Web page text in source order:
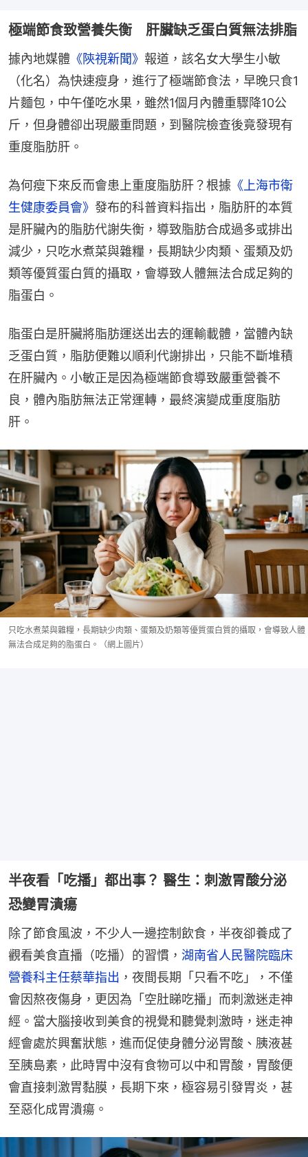
極端節食致營養失衡 肝臟缺乏蛋白質無法排脂
據內地媒體 《陝視新聞》 報道，該名女大學生小敏
（化名）為快速瘦身，進行了極端節食法，早晚只食1
片麵包，中午僅吃水果，雖然1個月內體重驟降10公
斤，但身體卻出現嚴重問題，到醫院檢查後竟發現有
重度脂肪肝。
為何瘦下來反而會患上重度脂肪肝？根據 《上海市衛
生健康委員會》 發布的科普資料指出，脂肪肝的本質
是肝臟內的脂肪代謝失衡，導致脂肪合成過多或排出
減少，只吃水煮菜與雜糧，長期缺少肉類、蛋類及奶
類等優質蛋白質的攝取，會導致人體無法合成足夠的
脂蛋白。
脂蛋白是肝臟將脂肪運送出去的運輸載體，當體內缺
乏蛋白質，脂肪便難以順利代謝排出，只能不斷堆積
在肝臟內。小敏正是因為極端節食導致嚴重營養不
良，體內脂肪無法正常運轉，最終演變成重度脂肪
肝。
只吃水煮菜與雜糧，長期缺少肉類、蛋類及奶類等優質蛋白質的攝取，會導致人體
無法合成足夠的脂蛋白。（網上圖片）
半夜看「吃播」都出事？ 醫生：刺激胃酸分泌
恐變胃潰瘍
除了節食風波，不少人一邊控制飲食，半夜卻養成了
觀看美食直播（吃播）的習慣， 湖南省人民醫院臨床
營養科主任蔡華指出 ，夜間長期「只看不吃」，不僅
會因熬夜傷身，更因為「空肚睇吃播」而刺激迷走神
經。當大腦接收到美食的視覺和聽覺刺激時，迷走神
經會處於興奮狀態，進而促使身體分泌胃酸、胰液甚
至胰島素，此時胃中沒有食物可以中和胃酸，胃酸便
會直接刺激胃黏膜，長期下來，極容易引發胃炎，甚
至惡化成胃潰瘍。